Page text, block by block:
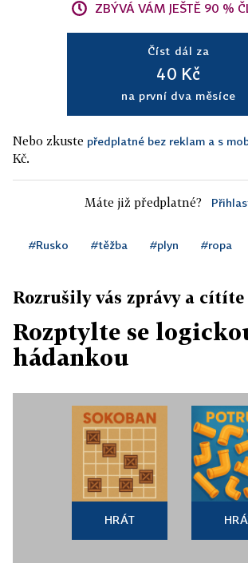
ZBÝVÁ VÁM JEŠTĚ 90 %
Číst dál za
40 Kč
na první dva měsíce
Nebo zkuste předplatné bez reklam a s
Kč.
Máte již předplatné?
#Rusko #těžba #plyn #ropa
Rozrušily vás zprávy a cítíte
Rozptylte se
hádankou
HRÁT